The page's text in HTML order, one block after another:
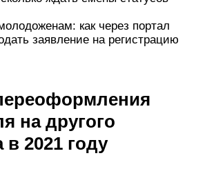
как через портал
заявление на регистрацию
на другого
2021 году